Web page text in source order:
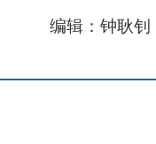
编辑：钟耿钊